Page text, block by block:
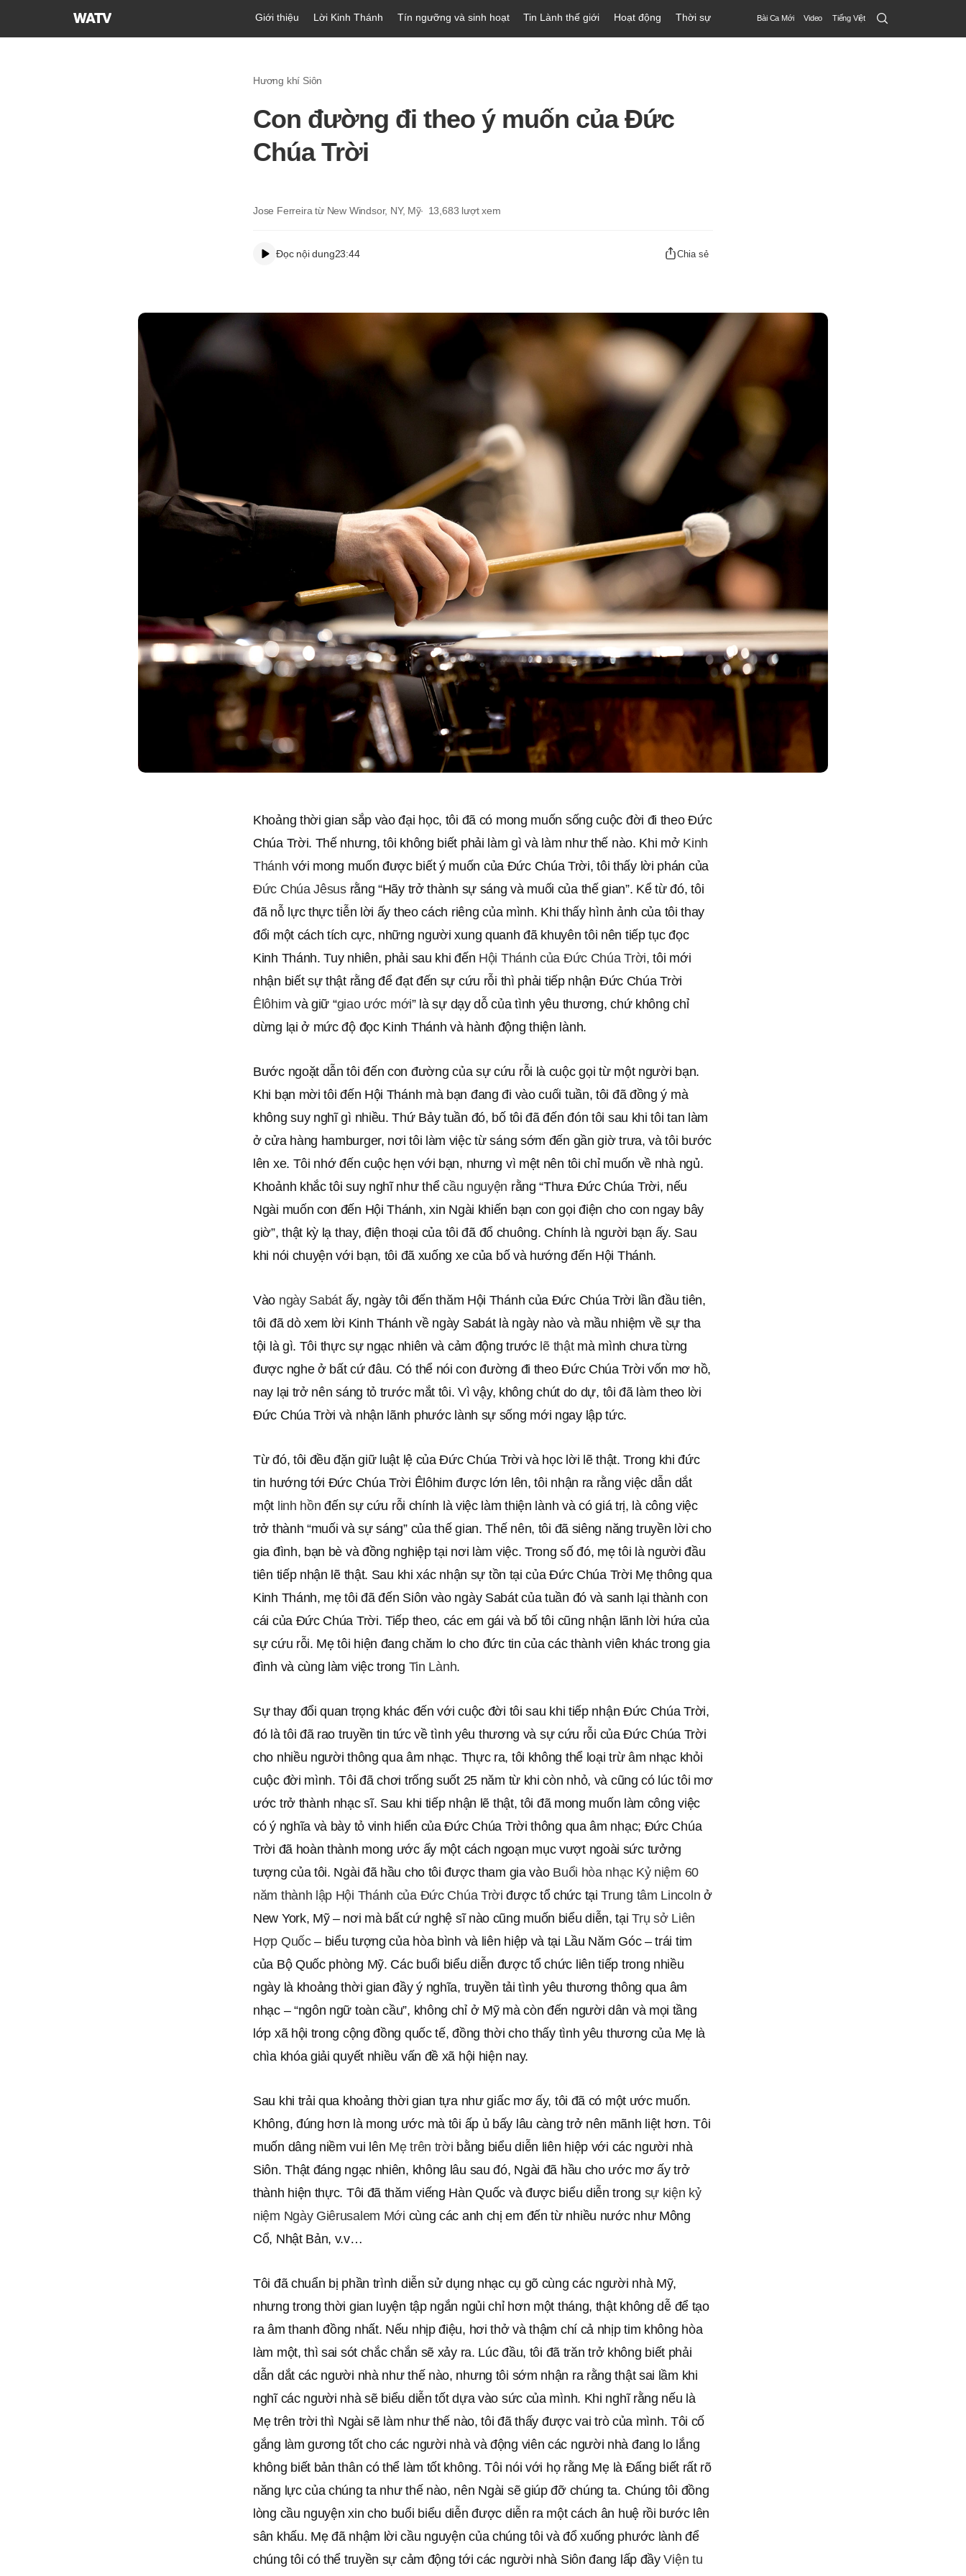
Hội
Giới thiệu Lời Kinh Thánh Tín ngưỡng và sinh hoạt Tin Lành thế giới Hoạt động Thời sự Bài Ca Mới Video Tiếng Việt Search
Submit
Hương khí Siôn
Con đường đi theo ý muốn của Ðức
Chúa Trời
Jose Ferreira từ New Windsor, NY, Mỹ 13,683 lượt xem
Đọc nội dung23:44 Chia sẻ
Khoảng thời gian sắp vào đại học, tôi đã có mong muốn sống cuộc đời đi theo Đức
Chúa Trời. Thế nhưng, tôi không biết phải làm gì và làm như thế nào. Khi mở Kinh
Thánh với mong muốn được biết ý muốn của Đức Chúa Trời, tôi thấy lời phán của
Đức Chúa Jêsusrằng “Hãy trở thành sự sáng và muối của thế gian”. Kể từ đó, tôi
đã nỗ lực thực tiễn lời ấy theo cách riêng của mình. Khi thấy hình ảnh của tôi thay
đổi một cách tích cực, những người xung quanh đã khuyên tôi nên tiếp tục đọc
Kinh Thánh. Tuy nhiên, phải sau khi đến Hội Thánh của Đức Chúa Trời, tôi mới
nhận biết sự thật rằng để đạt đến sự cứu rỗi thì phải tiếp nhận Đức Chúa Trời
Êlôhim và giữ “giao ước mới” là sự dạy dỗ của tình yêu thương, chứ không chỉ
dừng lại ở mức độ đọc Kinh Thánh và hành động thiện lành.
Bước ngoặt dẫn tôi đến con đường của sự cứu rỗi là cuộc gọi từ một người bạn.
Khi bạn mời tôi đến Hội Thánh mà bạn đang đi vào cuối tuần, tôi đã đồng ý mà
không suy nghĩ gì nhiều. Thứ Bảy tuần đó, bố tôi đã đến đón tôi sau khi tôi tan làm
ở cửa hàng hamburger, nơi tôi làm việc từ sáng sớm đến gần giờ trưa, và tôi bước
lên xe. Tôi nhớ đến cuộc hẹn với bạn, nhưng vì mệt nên tôi chỉ muốn về nhà ngủ.
Khoảnh khắc tôi suy nghĩ như thểcầu nguyện rằng “Thưa Đức Chúa Trời, nếu
Ngài muốn con đến Hội Thánh, xin Ngài khiến bạn con gọi điện cho con ngay bây
giờ”, thật kỳ lạ thay, điện thoại của tôi đã đổ chuông. Chính là người bạn ấy. Sau
khi nói chuyện với bạn, tôi đã xuống xe của bố và hướng đến Hội Thánh.
Vào ngày Sabátấy, ngày tôi đến thăm Hội Thánh của Đức Chúa Trời lần đầu tiên,
tôi đã dò xem lời Kinh Thánh về ngày Sabát là ngày nào và mầu nhiệm về sự tha
tội là gì. Tôi thực sự ngạc nhiên và cảm động trước lẽ thậtmà mình chưa từng
được nghe ở bất cứ đâu. Có thể nói con đường đi theo Đức Chúa Trời vốn mơ hồ,
nay lại trở nên sáng tỏ trước mắt tôi. Vì vậy, không chút do dự, tôi đã làm theo lời
Đức Chúa Trời và nhận lãnh phước lành sự sống mới ngay lập tức.
Từ đó, tôi đều đặn giữ luật lệ của Đức Chúa Trời và học lời lẽ thật. Trong khi đức
tin hướng tới Đức Chúa Trời Êlôhim được lớn lên, tôi nhận ra rằng việc dẫn dắt
một linh hồn đến sự cứu rỗi chính là việc làm thiện lành và có giá trị, là công việc
trở thành “muối và sự sáng” của thế gian. Thế nên, tôi đã siêng năng truyền lời cho
gia đình, bạn bè và đồng nghiệp tại nơi làm việc. Trong số đó, mẹ tôi là người đầu
tiên tiếp nhận lẽ thật. Sau khi xác nhận sự tồn tại của Đức Chúa Trời Mẹ thông qua
Kinh Thánh, mẹ tôi đã đến Siôn vào ngày Sabát của tuần đó và sanh lại thành con
cái của Đức Chúa Trời. Tiếp theo, các em gái và bố tôi cũng nhận lãnh lời hứa của
sự cứu rỗi. Mẹ tôi hiện đang chăm lo cho đức tin của các thành viên khác trong gia
đình và cùng làm việc trong Tin Lành.
Sự thay đổi quan trọng khác đến với cuộc đời tôi sau khi tiếp nhận Đức Chúa Trời,
đó là tôi đã rao truyền tin tức về tình yêu thương và sự cứu rỗi của Đức Chúa Trời
cho nhiều người thông qua âm nhạc. Thực ra, tôi không thể loại trừ âm nhạc khỏi
cuộc đời mình. Tôi đã chơi trống suốt 25 năm từ khi còn nhỏ, và cũng có lúc tôi mơ
ước trở thành nhạc sĩ. Sau khi tiếp nhận lẽ thật, tôi đã mong muốn làm công việc
có ý nghĩa và bày tỏ vinh hiển của Đức Chúa Trời thông qua âm nhạc; Đức Chúa
Trời đã hoàn thành mong ước ấy một cách ngoạn mục vượt ngoài sức tưởng
tượng của tôi. Ngài đã hầu cho tôi được tham gia vào Buổi hòa nhạc Kỷ niệm 60
năm thành lập Hội Thánh của Đức Chúa Trời được tổ chức tạiTrung tâm Lincoln ở
New York, Mỹ – nơi mà bất cứ nghệ sĩ nào cũng muốn biểu diễn, tạiTrụ sở Liên
Hợp Quốc– biểu tượng của hòa bình và liên hiệp và tại Lầu Năm Góc – trái tim
của Bộ Quốc phòng Mỹ. Các buổi biểu diễn được tổ chức liên tiếp trong nhiều
ngày là khoảng thời gian đầy ý nghĩa, truyền tải tình yêu thương thông qua âm
nhạc – “ngôn ngữ toàn cầu”, không chỉ ở Mỹ mà còn đến người dân và mọi tầng
lớp xã hội trong cộng đồng quốc tế, đồng thời cho thấy tình yêu thương của Mẹ là
chìa khóa giải quyết nhiều vấn đề xã hội hiện nay.
Sau khi trải qua khoảng thời gian tựa như giấc mơ ấy, tôi đã có một ước muốn.
Không, đúng hơn là mong ước mà tôi ấp ủ bấy lâu càng trở nên mãnh liệt hơn. Tôi
muốn dâng niềm vui lên Mẹ trên trời bằng biểu diễn liên hiệp với các người nhà
Siôn. Thật đáng ngạc nhiên, không lâu sau đó, Ngài đã hầu cho ước mơ ấy trở
thành hiện thực. Tôi đã thăm viếng Hàn Quốc và được biểu diễn trong sự kiện kỷ
niệm Ngày Giêrusalem Mới cùng các anh chị em đến từ nhiều nước như Mông
Cổ, Nhật Bản, v.v…
Tôi đã chuẩn bị phần trình diễn sử dụng nhạc cụ gõ cùng các người nhà Mỹ,
nhưng trong thời gian luyện tập ngắn ngủi chỉ hơn một tháng, thật không dễ để tạo
ra âm thanh đồng nhất. Nếu nhịp điệu, hơi thở và thậm chí cả nhịp tim không hòa
làm một, thì sai sót chắc chắn sẽ xảy ra. Lúc đầu, tôi đã trăn trở không biết phải
dẫn dắt các người nhà như thế nào, nhưng tôi sớm nhận ra rằng thật sai lầm khi
nghĩ các người nhà sẽ biểu diễn tốt dựa vào sức của mình. Khi nghĩ rằng nếu là
Mẹ trên trời thì Ngài sẽ làm như thế nào, tôi đã thấy được vai trò của mình. Tôi cố
gắng làm gương tốt cho các người nhà và động viên các người nhà đang lo lắng
không biết bản thân có thể làm tốt không. Tôi nói với họ rằng Mẹ là Đấng biết rất rõ
năng lực của chúng ta như thế nào, nên Ngài sẽ giúp đỡ chúng ta. Chúng tôi đồng
lòng cầu nguyện xin cho buổi biểu diễn được diễn ra một cách ân huệ rồi bước lên
sân khấu. Mẹ đã nhậm lời cầu nguyện của chúng tôi và đổ xuống phước lành để
chúng tôi có thể truyền sự cảm động tới các người nhà Siôn đang lấp đầyViện tu